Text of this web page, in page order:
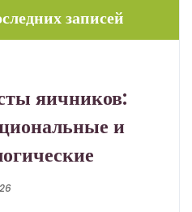
записей
яичников:
и